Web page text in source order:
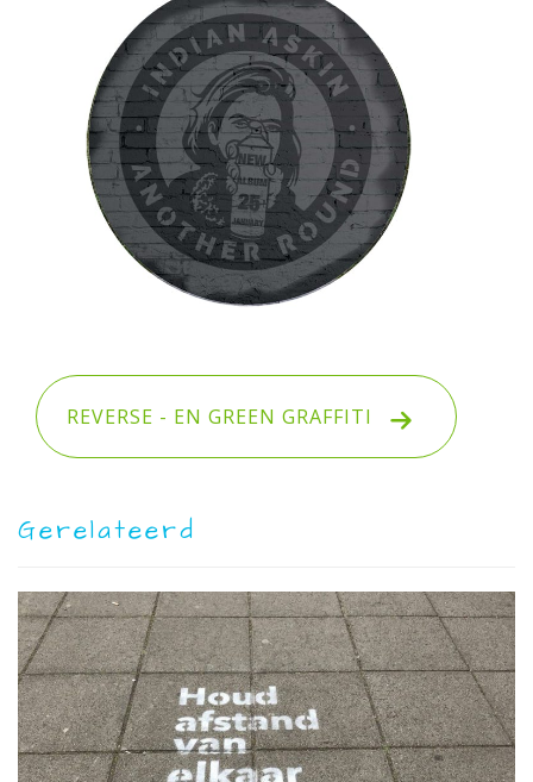
REVERSE - EN GREEN GRAFFITI
Gerelateerd